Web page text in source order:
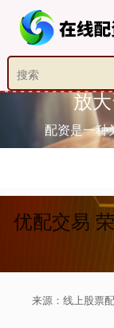
放
配资是一种
优配交易
来源：线上股票